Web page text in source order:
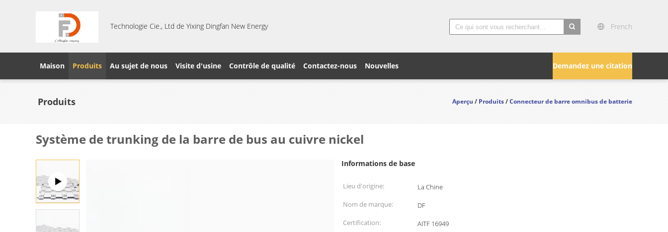
Technologie Cie., Ltd de Yixing Dingfan New Energy
French
Demandez une citation
Maison Produits Au sujet de nous Visite d'usine Contrôle de qualité Contactez-nous Nouvelles
Produits Aperçu/Produits/Connecteur de barre omnibus de batterie
Système de trunking de la barre de bus au cuivre nickel
Informations de base
Lieu d'origine:
La Chine
Nom de marque:
DF
Certification:
AITF 16949